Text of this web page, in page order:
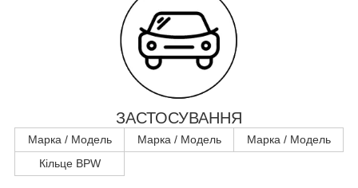
ЗАСТОСУВАННЯ
Марка / Модель Марка / Модель
Марка / Модель
Кільце BPW